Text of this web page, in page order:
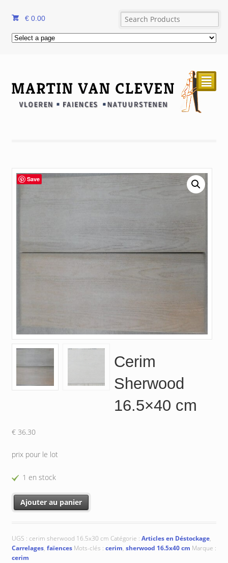
€ 0.00
²
Save
Cerim
Sherwood
16.5×40 cm
€36.30
prix pour le lot
1 en stock
quantité de Cerim Sherwood 16.5x40 cm
Ajouter au panier
UGS : cerim sherwood 16.5x30 cm Catégorie : Articles en Déstockage,
Carrelages, faïences Mots-clés : cerim, sherwood 16.5x40 cm Marque :
cerim